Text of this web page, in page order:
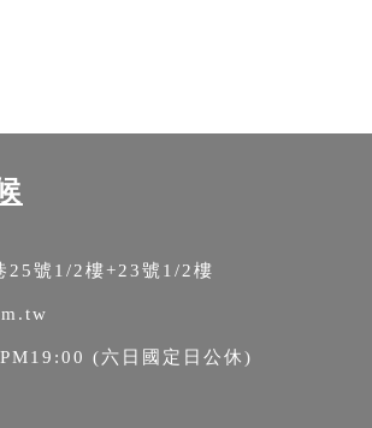
25號1/2樓+23號1/2樓
(六日國定日公休)